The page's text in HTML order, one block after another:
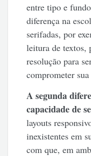
entre tipo e
diferença na
serifadas, por
leitura de textos,
resolução para
comprometer
A segunda
capacidade de
layouts
inexistentes em
com que, em